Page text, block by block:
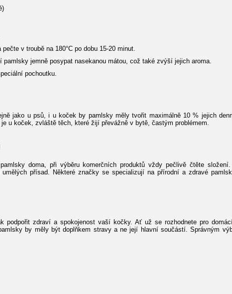
v troubě na 180°C po dobu 15-20 minut.
pamlsky jemně posypat nasekanou mátou, což také zvýší jejich aroma.
pochoutku.
jako u psů, i u koček by pamlsky měly tvořit maximálně 10 % jejich
u koček, zvláště těch, které žijí převážně v bytě, častým problémem.
doma, při výběru komerčních produktů vždy pečlivě čtěte
přísad. Některé značky se specializují na přírodní a zdravé
podpořit zdraví a spokojenost vaší kočky. Ať už se rozhodnete pro
by měly být doplňkem stravy a ne její hlavní součástí. Správným